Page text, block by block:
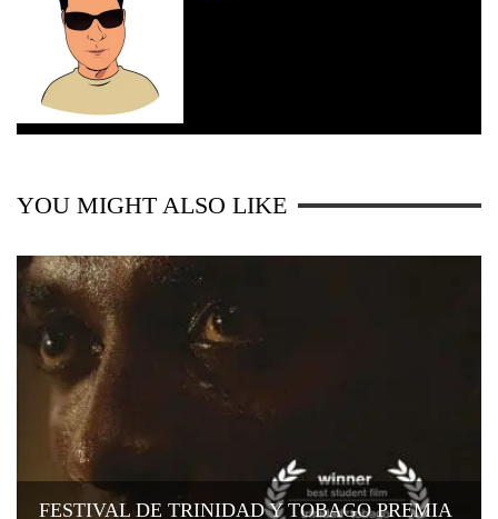
YOU MIGHT ALSO LIKE
FESTIVAL DE TRINIDAD Y TOBAGO PREMIA